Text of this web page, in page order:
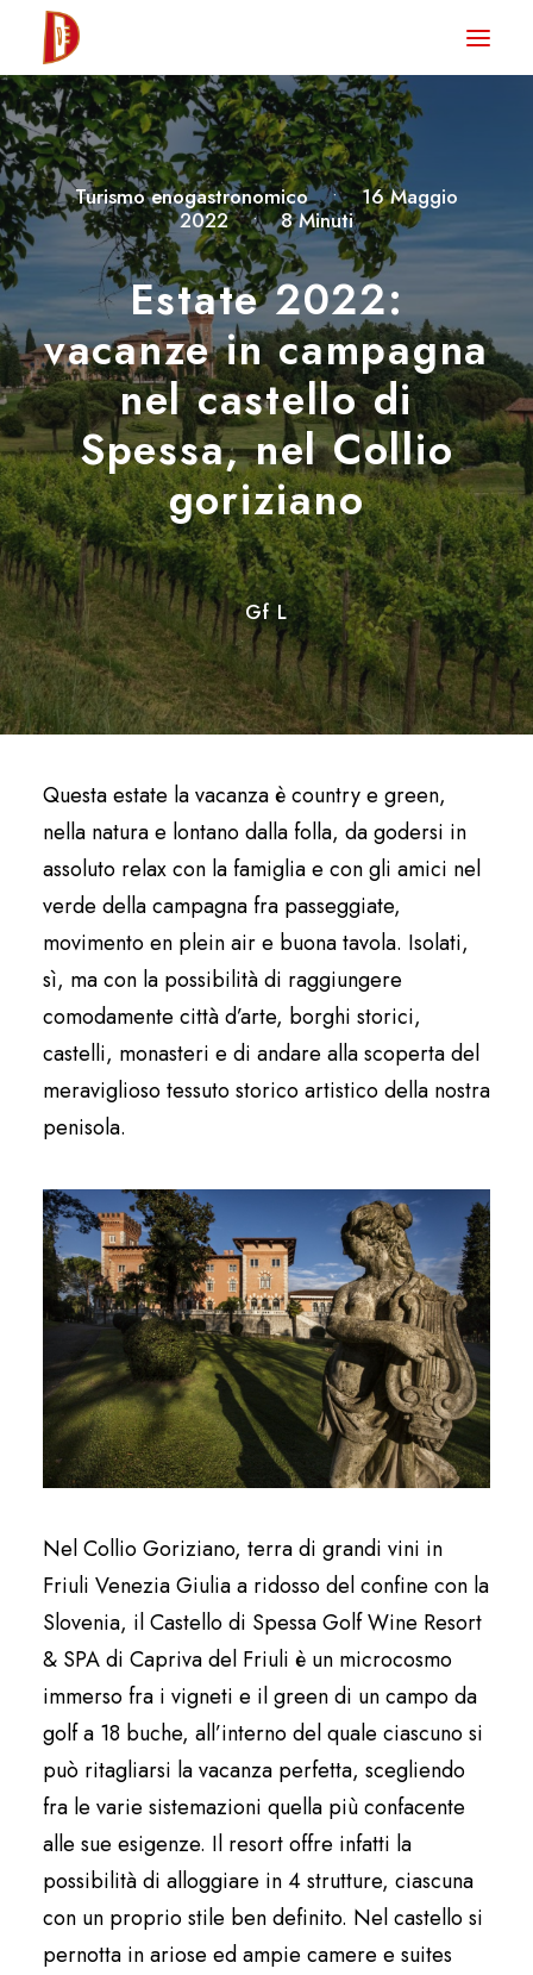
HOME
NEWS
DEGUSTA TV
LA RIVISTA
CONTATTI
CLUB DEGUSTA
STORE
RICERCA
Turismo enogastronomico •
16 Maggio
2022
• 8 Minuti
Estate 2022:
vacanze in campagna
nel castello di
Spessa, nel Collio
goriziano
Gf L
Questa estate la vacanza è country e green,
nella natura e lontano dalla folla, da godersi in
assoluto relax con la famiglia e con gli amici nel
verde della campagna fra passeggiate,
movimento en plein air e buona tavola. Isolati,
sì, ma con la possibilità di raggiungere
comodamente città d’arte, borghi storici,
castelli, monasteri e di andare alla scoperta del
meraviglioso tessuto storico artistico della nostra
penisola.
Nel Collio Goriziano, terra di grandi vini in
Friuli Venezia Giulia a ridosso del confine con la
Slovenia, il Castello di Spessa Golf Wine Resort
& SPA di Capriva del Friuli è un microcosmo
immerso fra i vigneti e il green di un campo da
golf a 18 buche, all’interno del quale ciascuno si
può ritagliarsi la vacanza perfetta, scegliendo
fra le varie sistemazioni quella più confacente
alle sue esigenze. Il resort offre infatti la
possibilità di alloggiare in 4 strutture, ciascuna
con un proprio stile ben definito. Nel castello si
pernotta in ariose ed ampie camere e suites